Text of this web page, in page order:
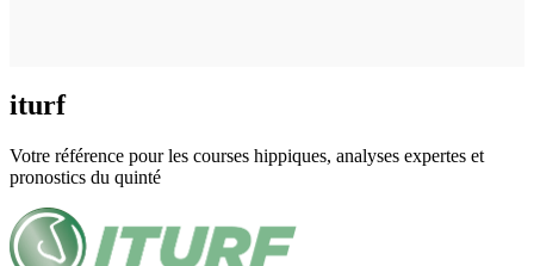
iturf
Votre référence pour les courses hippiques, analyses expertes et
pronostics du quinté